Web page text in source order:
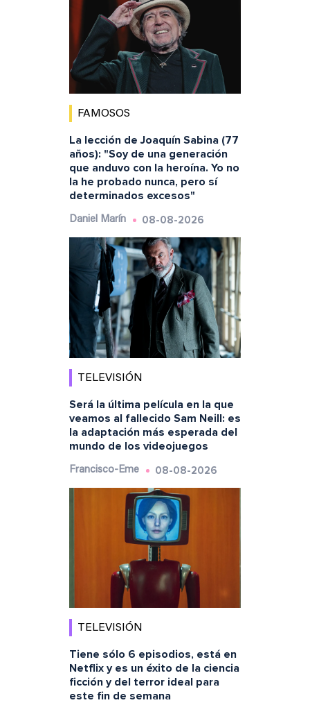
FAMOSOS
La lección de Joaquín Sabina (77
años): "Soy de una generación
que anduvo con la heroína. Yo no
la he probado nunca, pero sí
determinados excesos"
Daniel Marín 08-08-2026
TELEVISIÓN
Será la última película en la que
veamos al fallecido Sam Neill: es
la adaptación más esperada del
mundo de los videojuegos
Francisco-Eme 08-08-2026
TELEVISIÓN
Tiene sólo 6 episodios, está en
Netflix y es un éxito de la ciencia
ficción y del terror ideal para
este fin de semana